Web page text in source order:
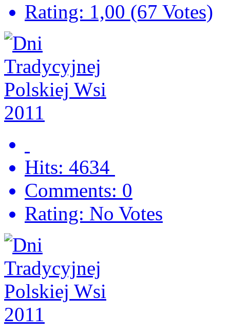
Rating: 1,00 (67 Votes)
Hits: 4634
Comments: 0
Rating: No Votes